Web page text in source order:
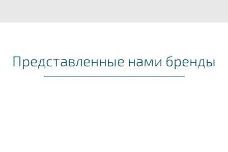
Представленные нами бренды